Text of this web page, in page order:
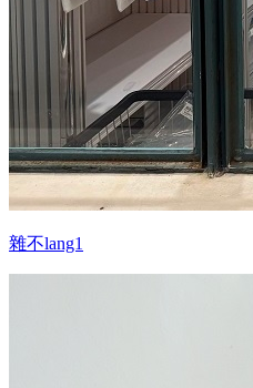
雜不lang1